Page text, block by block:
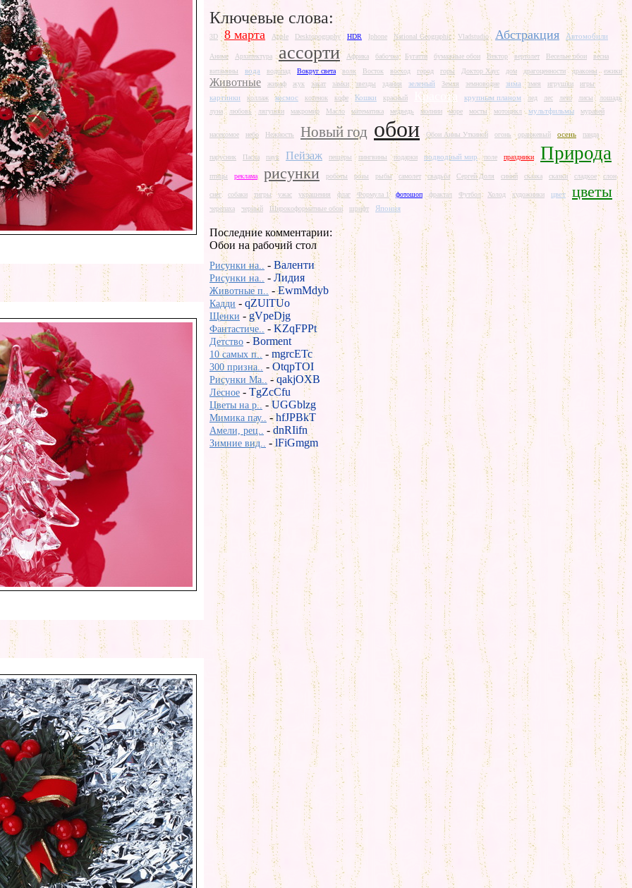
Ключевые слова:
3D 8 марта Apple Desktopography HDR Iphone National Geographic Vladstudio Абстракция Автомобили
Аниме Архитектура ассорти Африка бабочка Бугатти бумажные обои Вектор вертолет Веселые обои
весна
витамины
вода водопад Вокруг света волк Восток восход город горы Доктор Хаус дом драгоценности драконы ежики
Животные жираф жук закат замки звезды здания зеленый Земля земноводне зима змея игрушки игры
картинки коллаж космос котенок кофе Кошки красный Красота крупным планом лед лес лето лисы
лошадь
луна
любовь лягушки макромир Масло математика медведь молнии море мосты мотоцикл мультфильмы муравей
насекомое небо Нежность Новый год обои Обои Анны Уткиной огонь оранжевый осень панда
парусник Пасха паук Пейзаж пещеры пингвины подарки подводный мир поле праздники Природа
птицы реклама рисунки роботы розы рыбы самолет свадьба Сергей Доля синий сказка сказки сладкое слон
снег собаки тигры ужас украшения флаг Формула 1 фотошоп фрактал Футбол Холод художники цвет цветы
черепаха черный Широкоформатные обои шрифт Япония
Последние комментарии:
Обои на рабочий стол
Рисунки на.. - Валенти
Рисунки на.. - Лидия
Животные п.. -EwmMdyb
Кадди - qZUlTUo
Щенки - gVpeDjg
Фантастиче.. - KZqFPPt
Детство -Borment
10 самых п.. - mgrcETc
300 призна.. - OtqpTOI
Рисунки Ma.. -qakjOXB
Лесное - TgZcCfu
Цветы на р.. -UGGblzg
Мимика пау.. -hfJPBkT
Амели, рец.. -dnRIifn
Зимние вид.. -lFiGmgm